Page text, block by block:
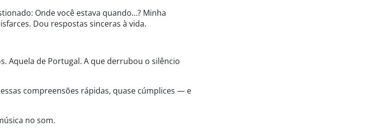
Onde você estava quando…? Minha
Dou respostas sinceras à vida.
Aquela de Portugal. A que derrubou o silêncio
compreensões rápidas, quase cúmplices — e
no som.